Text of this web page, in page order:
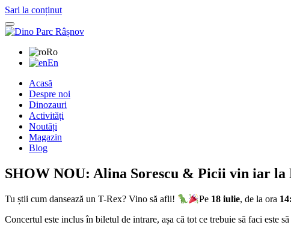
Sari la conținut
Ro
En
Acasă
Despre noi
Dinozauri
Activități
Noutăți
Magazin
Blog
SHOW NOU: Alina Sorescu & Picii vin iar la
Tu știi cum dansează un T-Rex? Vino să afli! Pe 18 iulie, de la ora
Concertul este inclus în biletul de intrare, așa că tot ce trebuie să faci este